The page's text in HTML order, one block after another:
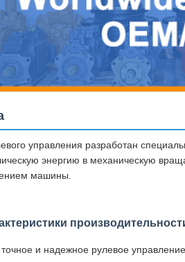
управления разработан
энергию в механическую
машины.
и надежное рулевое